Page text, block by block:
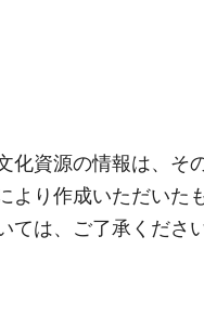
化資源の情報は、そ
より作成いただいた
ては、ご了承ください